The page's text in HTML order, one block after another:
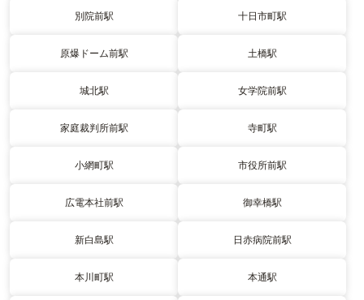
別院前駅 十日市町駅
原爆ドーム前駅 土橋駅
城北駅 女学院前駅
家庭裁判所前駅 寺町駅
小網町駅 市役所前駅
広電本社前駅 御幸橋駅
新白島駅 日赤病院前駅
本川町駅 本通駅